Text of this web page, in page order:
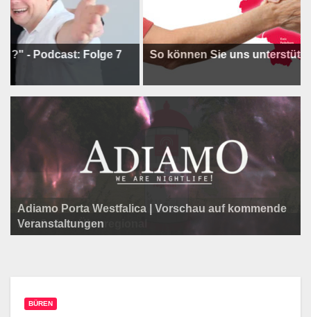
Folge 7 So können Sie uns unterstützen !
Programm der Komödie am Klosterplatz.
Litfaßsäule Überregional
Adiamo Porta Westfalica | Vorschau auf kommende
Veranstaltungen
Litfaßsäule Überregional
Litfaßsäule Überregional
BÜREN